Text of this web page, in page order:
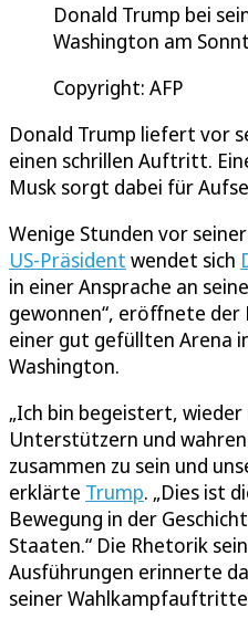
Donald Trump bei
Washington am
Copyright: AFP
Donald Trump liefert vor
einen schrillen Auftritt.
Musk sorgt dabei für
Wenige Stunden vor
US-Präsident wendet sich
in einer Ansprache an
gewonnen“, eröffnete der
einer gut gefüllten Arena
Washington.
„Ich bin begeistert,
Unterstützern und
zusammen zu sein und
erklärte Trump. „Dies ist
Bewegung in der
Staaten.“ Die Rhetorik
Ausführungen erinnerte
seiner